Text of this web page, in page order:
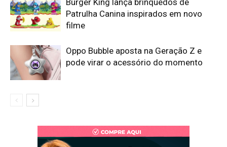
Burger King lança brinquedos de
Patrulha Canina inspirados em novo
filme
Oppo Bubble aposta na Geração Z e
pode virar o acessório do momento